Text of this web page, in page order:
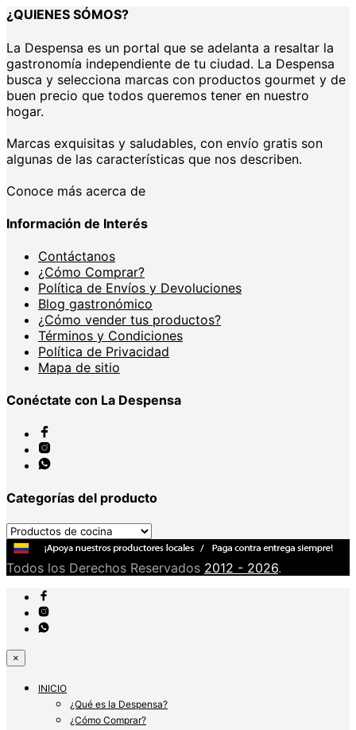
¿QUIENES SÓMOS?
La Despensa es un portal que se adelanta a resaltar la
gastronomía independiente de tu ciudad. La Despensa
busca y selecciona marcas con productos gourmet y de
buen precio que todos queremos tener en nuestro
hogar.
Marcas exquisitas y saludables, con envío gratis son
algunas de las características que nos describen.
Conoce más acerca de
Información de Interés
Contáctanos
¿Cómo Comprar?
Política de Envíos y Devoluciones
Blog gastronómico
¿Cómo vender tus productos?
Términos y Condiciones
Política de Privacidad
Mapa de sitio
Conéctate con La Despensa
Categorías del producto
Todos los Derechos Reservados 2012 - 2026.
×
INICIO
¿Qué es la Despensa?
¿Cómo Comprar?